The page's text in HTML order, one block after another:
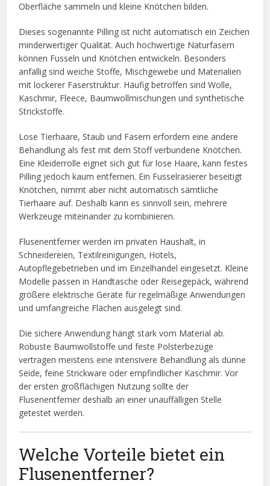
Oberfläche sammeln und kleine Knötchen bilden.
Dieses sogenannte Pilling ist nicht automatisch ein Zeichen
minderwertiger Qualität. Auch hochwertige Naturfasern
können Fusseln und Knötchen entwickeln. Besonders
anfällig sind weiche Stoffe, Mischgewebe und Materialien
mit lockerer Faserstruktur. Häufig betroffen sind Wolle,
Kaschmir, Fleece, Baumwollmischungen und synthetische
Strickstoffe.
Lose Tierhaare, Staub und Fasern erfordern eine andere
Behandlung als fest mit dem Stoff verbundene Knötchen.
Eine Kleiderrolle eignet sich gut für lose Haare, kann festes
Pilling jedoch kaum entfernen. Ein Fusselrasierer beseitigt
Knötchen, nimmt aber nicht automatisch sämtliche
Tierhaare auf. Deshalb kann es sinnvoll sein, mehrere
Werkzeuge miteinander zu kombinieren.
Flusenentferner werden im privaten Haushalt, in
Schneidereien, Textilreinigungen, Hotels,
Autopflegebetrieben und im Einzelhandel eingesetzt. Kleine
Modelle passen in Handtasche oder Reisegepäck, während
größere elektrische Geräte für regelmäßige Anwendungen
und umfangreiche Flächen ausgelegt sind.
Die sichere Anwendung hängt stark vom Material ab.
Robuste Baumwollstoffe und feste Polsterbezüge
vertragen meistens eine intensivere Behandlung als dünne
Seide, feine Strickware oder empfindlicher Kaschmir. Vor
der ersten großflächigen Nutzung sollte der
Flusenentferner deshalb an einer unauffälligen Stelle
getestet werden.
Welche Vorteile bietet ein
Flusenentferner?